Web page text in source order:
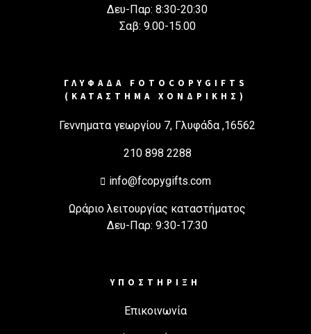
Δευ-Παρ: 8:30-20:30
Σαβ: 9.00-15.00
ΓΛΥΦΑΔΑ FOTOCOPYGIFTS
(ΚΑΤΑΣΤΗΜΑ ΧΟΝΔΡΙΚΗΣ)
Γεννηματα γεωργίου 7, Γλυφάδα ,16562
210 898 2288
info@fcopygifts.com
Ωράριο λειτουργίας καταστήματος
Δευ-Παρ: 9:30-17:30
ΥΠΟΣΤΗΡΙΞΗ
Επικοινωνία